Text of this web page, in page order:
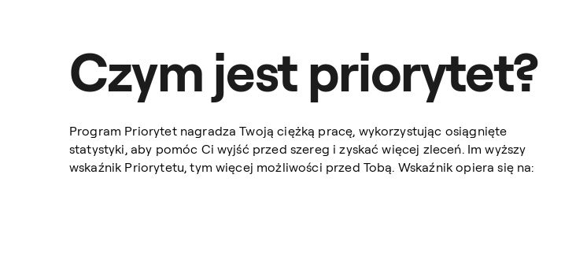
Czym jest priorytet?
Program Priorytet nagradza Twoją ciężką pracę, wykorzystując osiągnięte
statystyki, aby pomóc Ci wyjść przed szereg i zyskać więcej zleceń. Im wyższy
wskaźnik Priorytetu, tym więcej możliwości przed Tobą. Wskaźnik opiera się na: